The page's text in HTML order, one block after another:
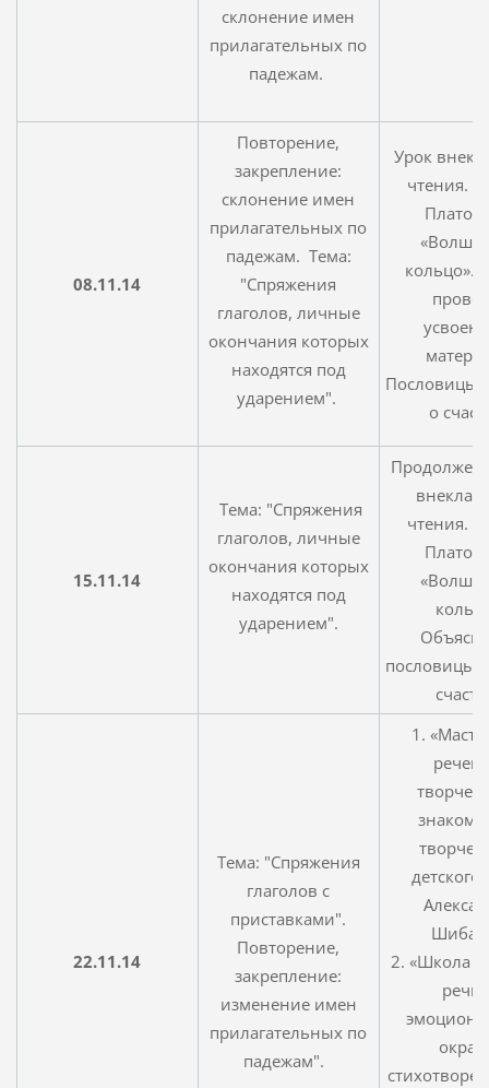
склонение имен
прилагательных по
падежам.
08.11.14
Повторение,
закрепление:
склонение имен
прилагательных по
падежам. Тема:
"Спряжения
глаголов, личные
окончания которых
находятся под
ударением".
Урок
чтения.
кольцо».
Пословицы
о
15.11.14
Тема: "Спряжения
глаголов, личные
окончания которых
находятся под
ударением".
чтения.
пословицы
22.11.14
Тема: "Спряжения
глаголов с
приставками".
Повторение,
закрепление:
изменение имен
прилагательных по
падежам".
1.
детского
2. «Школа